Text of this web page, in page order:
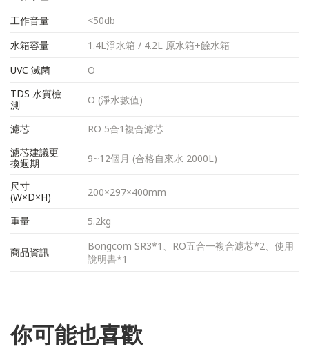
工作音量
<50db
水箱容量
1.4L淨水箱 / 4.2L 原水箱+餘水箱
UVC 滅菌
O
TDS 水質檢
測
O (淨水數值)
濾芯
RO 5合1複合濾芯
濾芯建議更
換週期
9~12個月 (合格自來水 2000L)
尺寸
(W×D×H)
200×297×400mm
重量 5.2kg
商品資訊
Bongcom SR3*1、RO五合一複合濾芯*2、使用
說明書*1
你可能也喜歡